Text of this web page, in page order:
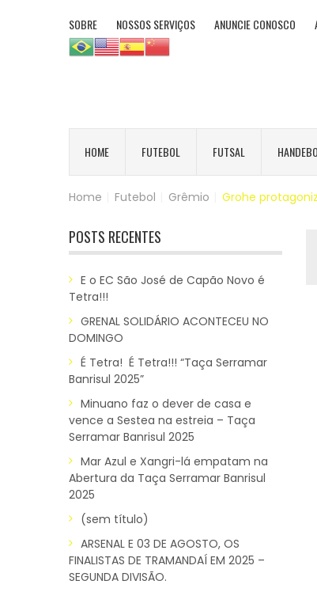
SOBRE NOSSOS SERVIÇOS ANUNCIE CONOSCO
HOME FUTEBOL FUTSAL
Home Futebol Grêmio Grohe
POSTS RECENTES
E o EC São José de Capão Novo é
Tetra!!!
GRENAL SOLIDÁRIO ACONTECEU NO
DOMINGO
É Tetra! É Tetra!!! “Taça Serramar
Banrisul 2025”
Minuano faz o dever de casa e
vence a Sestea na estreia – Taça
Serramar Banrisul 2025
Mar Azul e Xangri-lá empatam na
Abertura da Taça Serramar Banrisul
2025
(sem título)
ARSENAL E 03 DE AGOSTO, OS
FINALISTAS DE TRAMANDAÍ EM 2025 –
SEGUNDA DIVISÃO.